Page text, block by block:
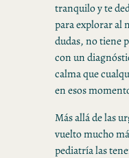
tranquilo y te
para explorar al
dudas, no tiene
con un
calma que
en esos
Más allá de las
vuelto mucho
pediatría las